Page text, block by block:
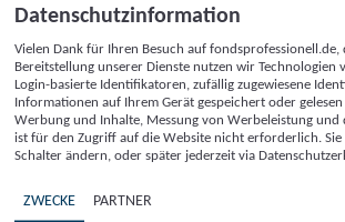
und Inhalte, Messung von Werbeleistung
von Inhalten sowie Zielgruppenforschung.
oder ähnliche Online-Kennungen (z. B. login-
zufällig generierte Kennungen,
können zusammen mit anderen
und Browserinformationen,
unterstützte Technologien usw.) auf
oder von dort ausgelesen werden, um es
wenn es eine App oder einer Webseite
für einen oder mehrere der hier aufgeführten
Datenschutzinformation
Vielen Dank für Ihren Besuch auf
Bereitstellung unserer Dienste nutzen wir Technologien
Login-basierte Identifikatoren, zufällig zugewiesene
Informationen auf Ihrem Gerät gespeichert oder
Werbung und Inhalte, Messung von Werbeleistung
ist für den Zugriff auf die Website nicht erforderlich.
Schalter ändern, oder später jederzeit via
ZWECKE PARTNER